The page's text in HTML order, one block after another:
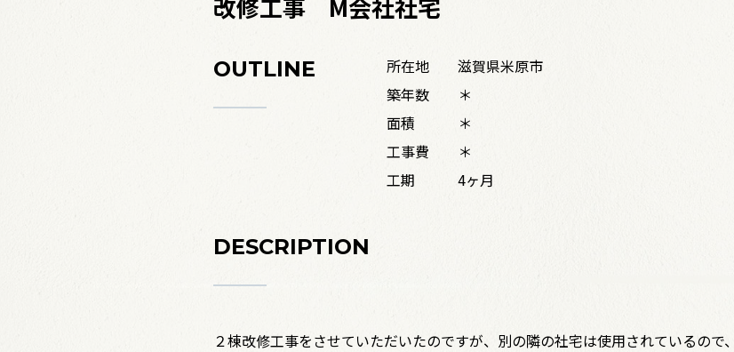
OUTLINE 所在地
滋賀県米原市
築年数
＊
面積
＊
工事費
＊
工期
4ヶ月
DESCRIPTION
２棟改修工事をさせていただいたのですが、別の隣の社宅は使用されているので、